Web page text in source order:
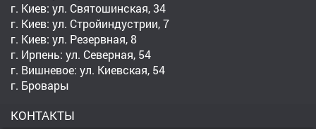
г. Киев: ул. Святошинская, 34
г. Киев: ул. Стройиндустрии, 7
г. Киев: ул. Резервная, 8
г. Ирпень: ул. Северная, 54
г. Вишневое: ул. Киевская, 54
г. Бровары
КОНТАКТЫ